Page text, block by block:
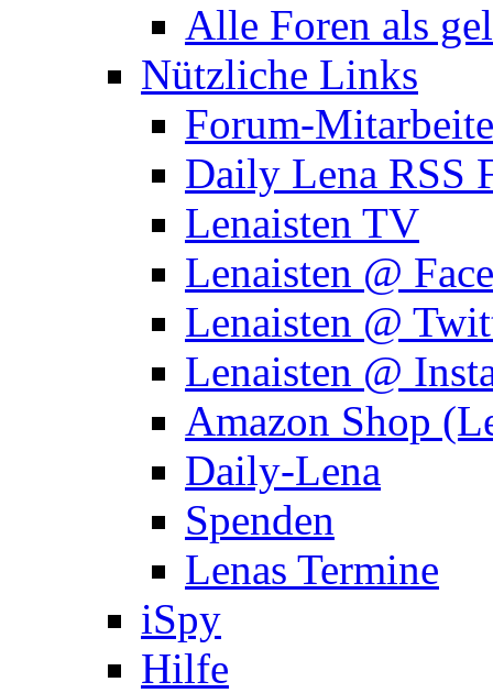
Alle Foren als
Nützliche Links
Forum-
Daily Lena RSS
Lenaisten TV
Lenaisten @
Lenaisten @
Lenaisten @
Amazon Shop
Daily-Lena
Spenden
Lenas Termine
iSpy
Hilfe